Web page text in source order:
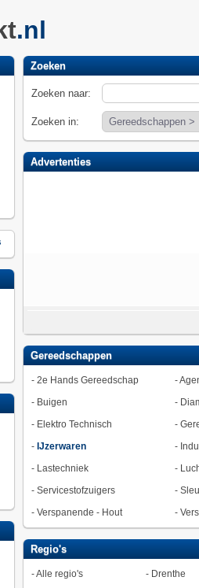
.nl
Zoeken
Zoeken naar:
Zoeken in:
Advertenties
Gereedschappen
- 2e Hands Gereedschap -
- Buigen -
- Elektro Technisch -
- IJzerwaren -
- Lastechniek -
- Servicestofzuigers -
- Verspanende - Hout -
Regio's
-Alle regio's - Drenthe